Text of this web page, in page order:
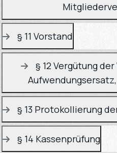
§ 11 Vorstand
§ 12 Vergütung der Vorstandsmitglieder,
§ 13 Protokollierung
§ 14 Kassenprüfung